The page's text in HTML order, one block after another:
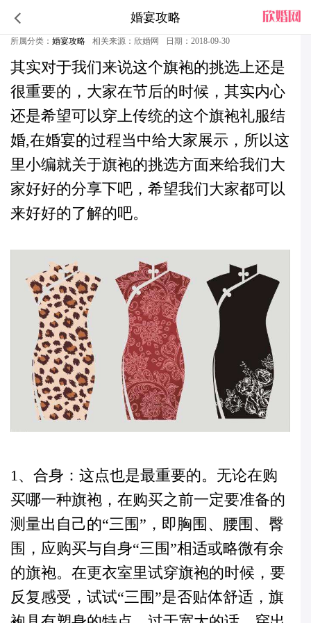
婚宴攻略
中式婚礼旗袍挑选六要素
所属分类： 婚宴攻略 相关来源：欣婚网 日期：2018-09-30
其实对于我们来说这个旗袍的挑选上还是
很重要的，大家在节后的时候，其实内心
还是希望可以穿上传统的这个旗袍礼服结
婚,在婚宴的过程当中给大家展示，所以这
里小编就关于旗袍的挑选方面来给我们大
家好好的分享下吧，希望我们大家都可以
来好好的了解的吧。
1、合身：这点也是最重要的。无论在购
买哪一种旗袍，在购买之前一定要准备的
测量出自己的“三围”，即胸围、腰围、臀
围，应购买与自身“三围”相适或略微有余
的旗袍。在更衣室里试穿旗袍的时候，要
反复感受，试试“三围”是否贴体舒适，旗